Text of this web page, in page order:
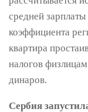
средней зарплаты
коэффициента
квартира
налогов
динаров.
Сербия